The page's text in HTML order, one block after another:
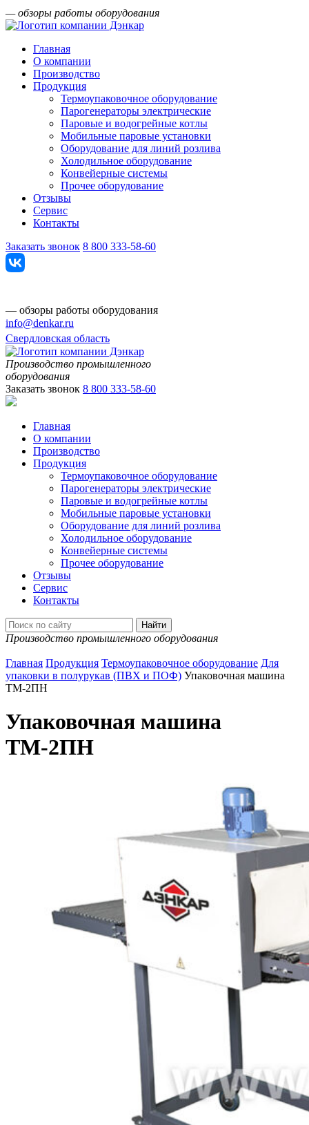
— обзоры работы оборудования
Главная
О компании
Производство
Продукция
Термоупаковочное оборудование
Парогенераторы электрические
Паровые и водогрейные котлы
Мобильные паровые установки
Оборудование для линий розлива
Холодильное оборудование
Конвейерные системы
Прочее оборудование
Отзывы
Сервис
Контакты
Заказать звонок 8 800 333-58-60
— обзоры работы оборудования
info@denkar.ru
Свердловская область
Производство промышленного
оборудования
Заказать звонок 8 800 333-58-60
Главная
О компании
Производство
Продукция
Термоупаковочное оборудование
Парогенераторы электрические
Паровые и водогрейные котлы
Мобильные паровые установки
Оборудование для линий розлива
Холодильное оборудование
Конвейерные системы
Прочее оборудование
Отзывы
Сервис
Контакты
Производство промышленного оборудования
Главная Продукция Термоупаковочное оборудование Для
упаковки в полурукав (ПВХ и ПОФ) Упаковочная машина
ТМ-2ПН
Упаковочная машина
ТМ-2ПН